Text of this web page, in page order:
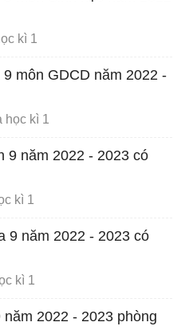
kì 1
môn GDCD năm 2022 -
học kì 1
9 năm 2022 - 2023 có
kì 1
9 năm 2022 - 2023 có
kì 1
2022 - 2023 phòng